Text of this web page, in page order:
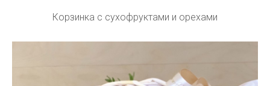
Корзинка с сухофруктами и орехами